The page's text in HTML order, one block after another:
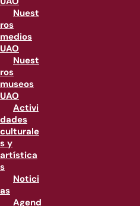
Nuest
ros
medios
UAO
Nuest
ros
museos
UAO
Activi
dades
culturale
s y
artística
s
Notici
as
Agend